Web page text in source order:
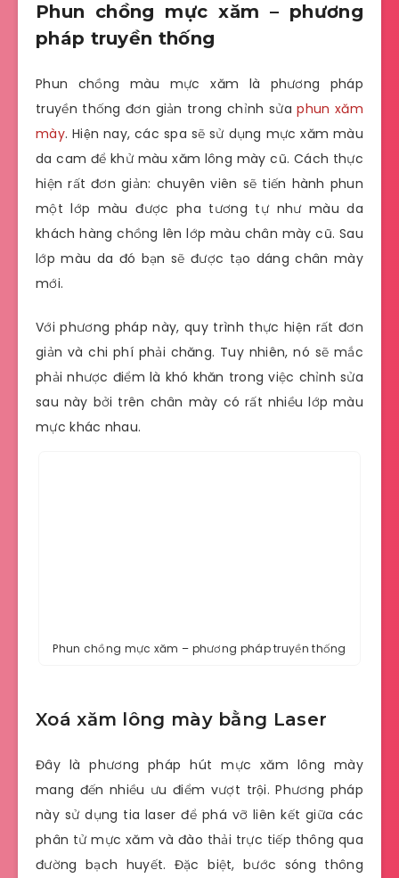
Phun chồng mực xăm – phương
pháp truyền thống
Phun chồng màu mực xăm là phương pháp
truyền thống đơn giản trong chỉnh sửaphun xăm
mày. Hiện nay, các spa sẽ sử dụng mực xăm màu
da cam để khử màu xăm lông mày cũ. Cách thực
hiện rất đơn giản: chuyên viên sẽ tiến hành phun
một lớp màu được pha tương tự như màu da
khách hàng chồng lên lớp màu chân mày cũ. Sau
lớp màu da đó bạn sẽ được tạo dáng chân mày
mới.
Với phương pháp này, quy trình thực hiện rất đơn
giản và chi phí phải chăng. Tuy nhiên, nó sẽ mắc
phải nhược điểm là khó khăn trong việc chỉnh sửa
sau này bởi trên chân mày có rất nhiều lớp màu
mực khác nhau.
Phun chồng mực xăm – phương pháp truyền thống
Xoá xăm lông mày bằng Laser
Đây là phương pháp hút mực xăm lông mày
mang đến nhiều ưu điểm vượt trội. Phương pháp
này sử dụng tia laser để phá vỡ liên kết giữa các
phân tử mực xăm và đào thải trực tiếp thông qua
đường bạch huyết. Đặc biệt, bước sóng thông